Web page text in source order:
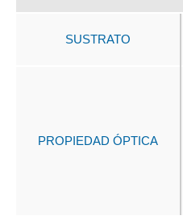
SUSTRATO
PROPIEDAD ÓPTICA